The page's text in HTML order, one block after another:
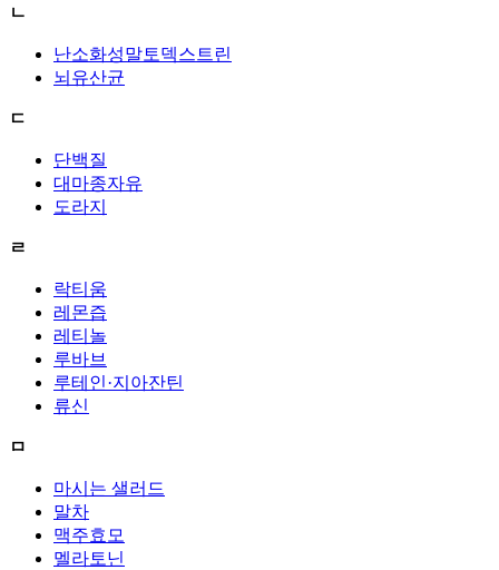
ㄴ
난소화성말토덱스트린
뇌유산균
ㄷ
단백질
대마종자유
도라지
ㄹ
락티움
레몬즙
레티놀
루바브
루테인·지아잔틴
류신
ㅁ
마시는 샐러드
말차
맥주효모
멜라토닌